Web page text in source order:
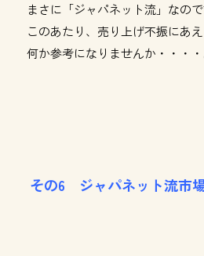
まさに「ジャパネット流」なので
このあたり、売り上げ不振にあ
何か参考になりませんか・・・・
その6 ジャパネット流市